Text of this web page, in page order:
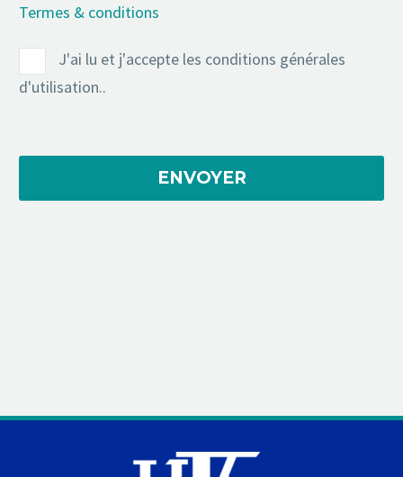
Termes & conditions
J'ai lu et j'accepte les conditions générales
d'utilisation..